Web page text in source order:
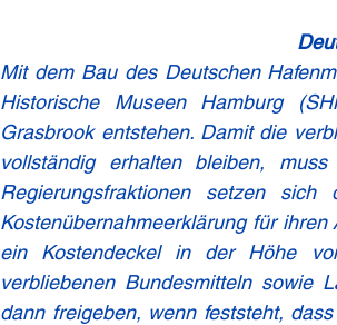
Mit dem Bau des Deutschen
Historische Museen Hamburg
Grasbrook entstehen. Damit die
vollständig erhalten bleiben,
Regierungsfraktionen setzen
Kostenübernahmeerklärung für
ein Kostendeckel in der Höhe
verbliebenen Bundesmitteln sowie
dann freigeben, wenn feststeht,